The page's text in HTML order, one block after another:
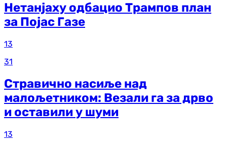
Нетанјаху одбацио Трампов план
за Појас Газе
13
31
Стравично насиље над
малољетником: Везали га за дрво
и оставили у шуми
13